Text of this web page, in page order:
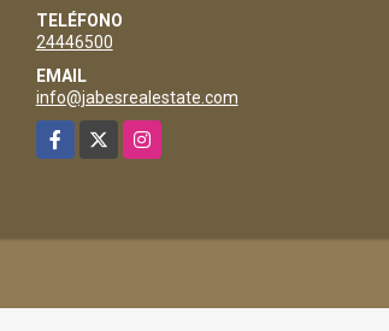
TELÉFONO
24446500
EMAIL
info@jabesrealestate.com
Facebook
Instagram